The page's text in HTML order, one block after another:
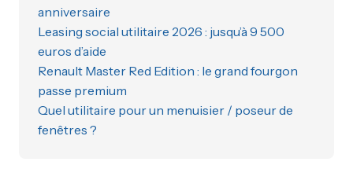
anniversaire
Leasing social utilitaire 2026 : jusqu’à 9 500
euros d’aide
Renault Master Red Edition : le grand fourgon
passe premium
Quel utilitaire pour un menuisier / poseur de
fenêtres ?